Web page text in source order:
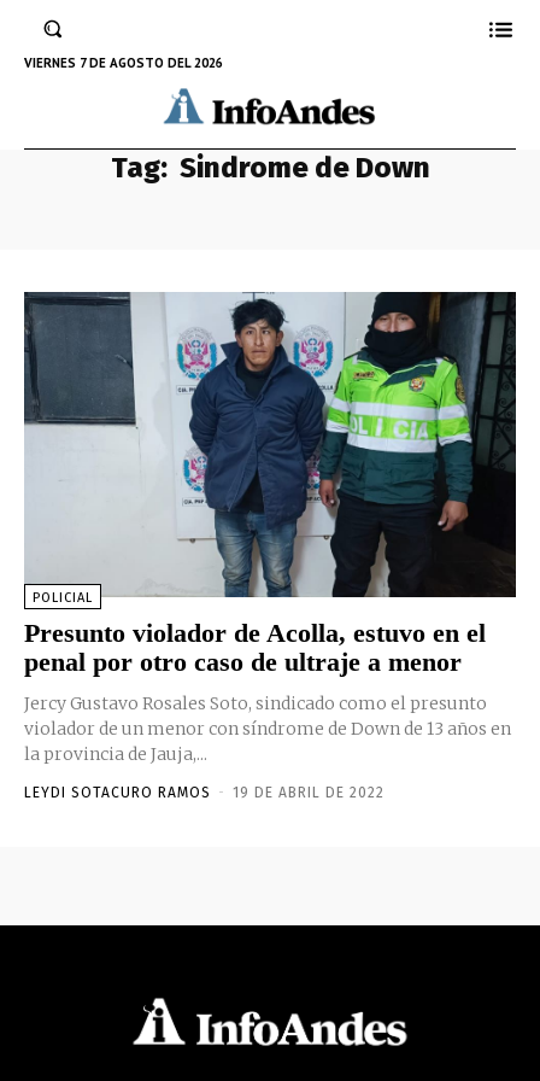
VIERNES 7 DE AGOSTO DEL 2026
Tag: Sindrome de Down
POLICIAL
Presunto violador de Acolla, estuvo en el
penal por otro caso de ultraje a menor
Jercy Gustavo Rosales Soto, sindicado como el presunto
violador de un menor con síndrome de Down de 13 años en
la provincia de Jauja,...
LEYDI SOTACURO RAMOS - 19 DE ABRIL DE 2022